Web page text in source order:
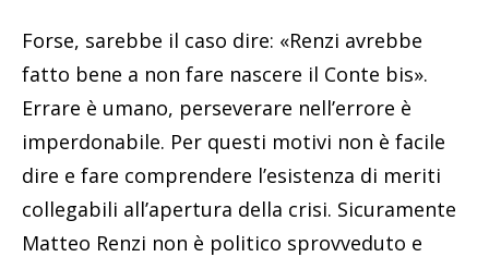
Forse, sarebbe il caso dire: «Renzi avrebbe
fatto bene a non fare nascere il Conte bis».
Errare è umano, perseverare nell’errore è
imperdonabile. Per questi motivi non è facile
dire e fare comprendere l’esistenza di meriti
collegabili all’apertura della crisi. Sicuramente
Matteo Renzi non è politico sprovveduto e